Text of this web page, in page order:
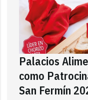
Palacios
como
San Fermín